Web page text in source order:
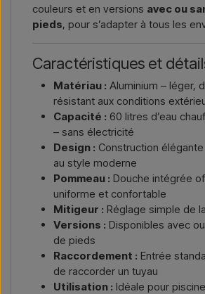
couleurs et en versions avec ou
pieds, pour s’adapter à tous les
Caractéristiques et
Matériau : Aluminium – léger,
résistant aux conditions
Capacité : 60 litres d’eau
– sans électricité
Design : Construction
au style moderne
Pommeau : Douche intégrée
uniforme et confortable
Mitigeur : Réglage simple de
Versions : Disponibles avec
de pieds
Raccordement : Entrée
de raccorder un tuyau
Utilisation : Idéale pour